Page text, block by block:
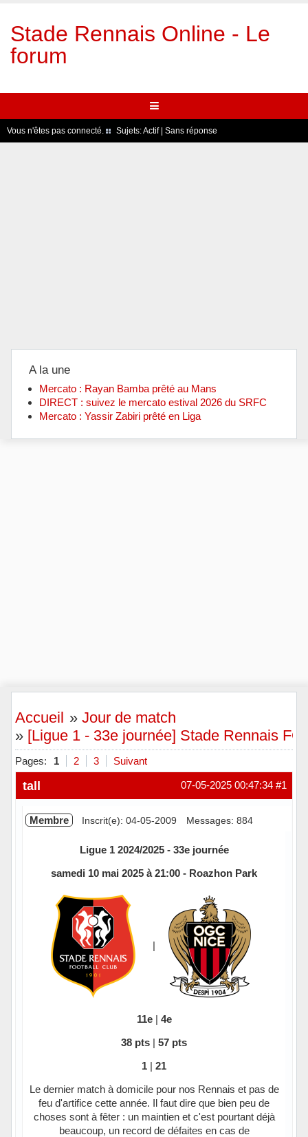
Stade Rennais Online - Le
forum
Vous n'êtes pas connecté. Sujets:Actif| Sans réponse
A la une
Mercato : Rayan Bamba prêté au Mans
DIRECT : suivez le mercato estival 2026 du SRFC
Mercato : Yassir Zabiri prêté en Liga
Accueil »Jour de match
» [Ligue 1 - 33e journée] Stade Rennais FC
Pages: 1 2 3 Suivant
#1
07-05-2025 00:47:34
tall
Membre Inscrit(e): 04-05-2009 Messages: 884
Ligue 1 2024/2025 - 33e journée
samedi 10 mai 2025 à 21:00 - Roazhon Park
|
11e| 4e
38 pts | 57 pts
1 | 21
Le dernier match à domicile pour nos Rennais et pas de
feu d'artifice cette année. Il faut dire que bien peu de
choses sont à fêter : un maintien et c'est pourtant déjà
beaucoup, un record de défaites en cas de